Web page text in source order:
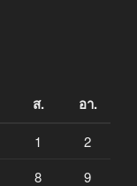
ส. อา.
1
2
8 9